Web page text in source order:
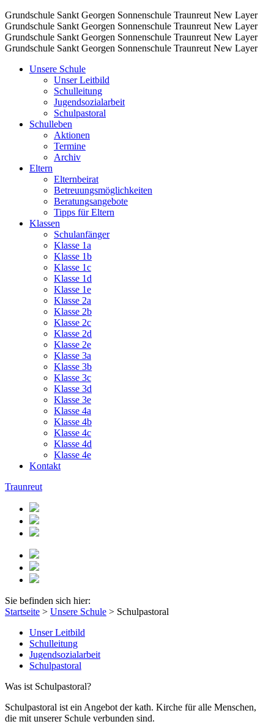
Grundschule Sankt Georgen Sonnenschule Traunreut New Layer
Grundschule Sankt Georgen Sonnenschule Traunreut New Layer
Grundschule Sankt Georgen Sonnenschule Traunreut New Layer
Grundschule Sankt Georgen Sonnenschule Traunreut New Layer
Unsere Schule
Unser Leitbild
Schulleitung
Jugendsozialarbeit
Schulpastoral
Schulleben
Aktionen
Termine
Archiv
Eltern
Elternbeirat
Betreuungsmöglichkeiten
Beratungsangebote
Tipps für Eltern
Klassen
Schulanfänger
Klasse 1a
Klasse 1b
Klasse 1c
Klasse 1d
Klasse 1e
Klasse 2a
Klasse 2b
Klasse 2c
Klasse 2d
Klasse 2e
Klasse 3a
Klasse 3b
Klasse 3c
Klasse 3d
Klasse 3e
Klasse 4a
Klasse 4b
Klasse 4c
Klasse 4d
Klasse 4e
Kontakt
Traunreut
Sie befinden sich hier:
Startseite > Unsere Schule > Schulpastoral
Unser Leitbild
Schulleitung
Jugendsozialarbeit
Schulpastoral
Was ist Schulpastoral?
Schulpastoral ist ein Angebot der kath. Kirche für alle Menschen,
die mit unserer Schule verbunden sind.